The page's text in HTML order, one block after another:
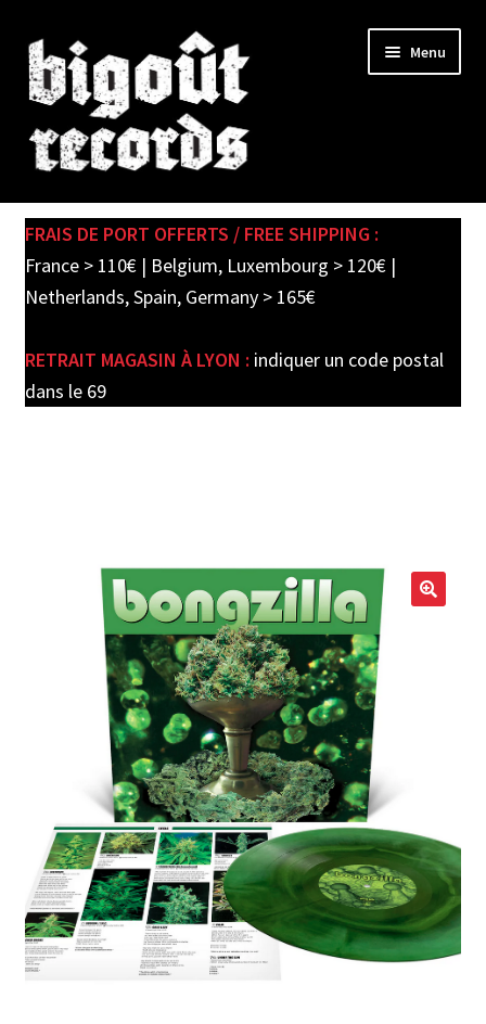
Skip
to
navigation
Skip
to
content
Menu
SHOP
child
PRE-ORDERS
FRAIS DE PORT OFFERTS / FREE SHIPPING :
France > 110€ | Belgium, Luxembourg > 120€ |
Netherlands, Spain, Germany > 165€
RETRAIT MAGASIN À LYON : indiquer un code postal
dans le 69